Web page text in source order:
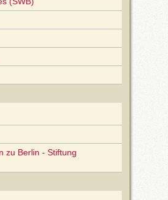
zu Berlin - Stiftung